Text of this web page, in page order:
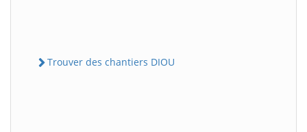
Trouver des chantiers DIOU